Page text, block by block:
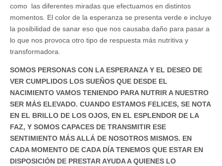
como las diferentes miradas que efectuamos en distintos
momentos. El color de la esperanza se presenta verde e incluye
la posibilidad de sanar eso que nos causaba daño para pasar a
lo que nos provoca otro tipo de respuesta más nutritiva y
transformadora.
SOMOS PERSONAS CON LA ESPERANZA Y EL DESEO DE
VER CUMPLIDOS LOS SUEÑOS QUE DESDE EL
NACIMIENTO VAMOS TENIENDO PARA NUTRIR A NUESTRO
SER MÁS ELEVADO. CUANDO ESTAMOS FELICES, SE NOTA
EN EL BRILLO DE LOS OJOS, EN EL ESPLENDOR DE LA
FAZ, Y SOMOS CAPACES DE TRANSMITIR ESE
SENTIMIENTO MÁS ALLÁ DE NOSOTROS MISMOS. EN
CADA MOMENTO DE CADA DÍA TENEMOS QUE ESTAR EN
DISPOSICIÓN DE PRESTAR AYUDA A QUIENES LO